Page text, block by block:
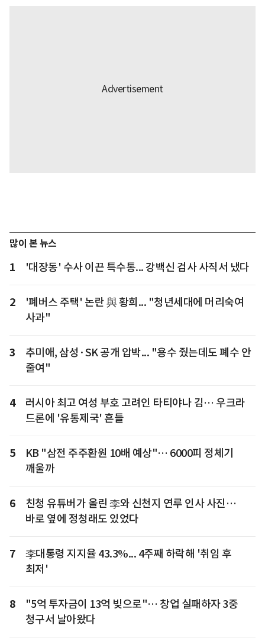
많이 본 뉴스
1 '대장동' 수사 이끈 특수통... 강백신 검사 사직서 냈다
2
'폐버스 주택' 논란 與 황희... "청년세대에 머리숙여
사과"
3
추미애, 삼성·SK 공개 압박... "용수 줬는데도 폐수 안
줄여"
4
러시아 최고 여성 부호 고려인 타티야나 김… 우크라
드론에 '유통제국' 흔들
5
KB "삼전 주주환원 10배 예상"… 6000피 정체기
깨울까
6
친청 유튜버가 올린 李와 신천지 연루 인사 사진…
바로 옆에 정청래도 있었다
7
李대통령 지지율 43.3%... 4주째 하락해 '취임 후
최저'
8
"5억 투자금이 13억 빚으로"… 창업 실패하자 3중
청구서 날아왔다